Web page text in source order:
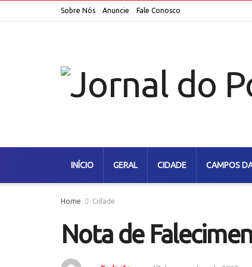
Sobre Nós Anuncie Fale Conosco
INÍCIO GERAL CIDADE CAMPOS
Home Cidade
Nota de